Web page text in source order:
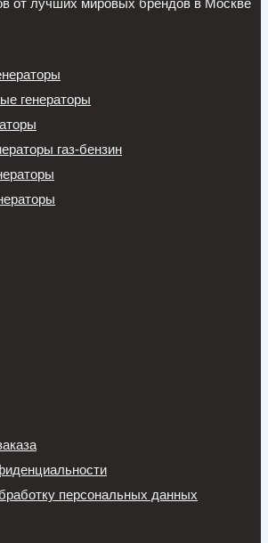
от лучших мировых брендов в Москве
генераторы
газ-бензин
персональных данных